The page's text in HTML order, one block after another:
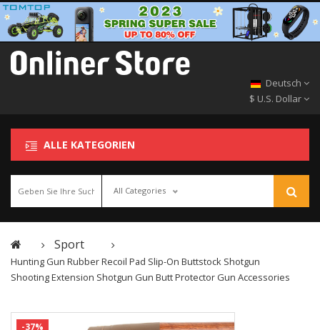
Deutsch
$ U.S. Dollar
ALLE KATEGORIEN
All Categories
Sport
Hunting Gun Rubber Recoil Pad Slip-On Buttstock Shotgun
Shooting Extension Shotgun Gun Butt Protector Gun Accessories
-37%